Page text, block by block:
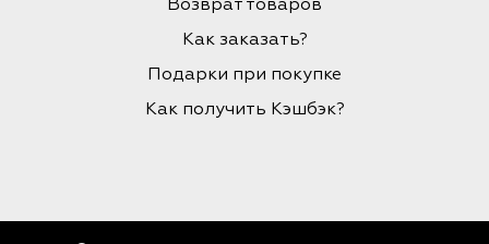
Возврат товаров
Как заказать?
Подарки при покупке
Как получить Кэшбэк?